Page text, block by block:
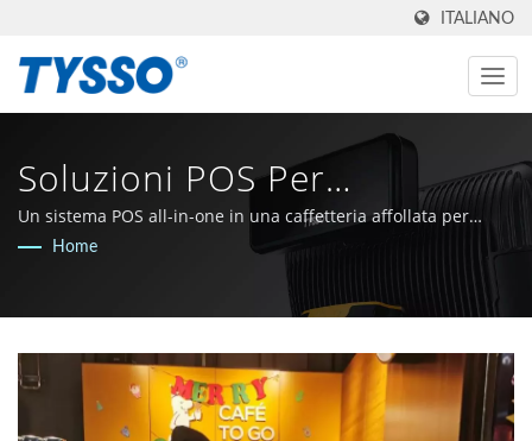
ITALIANO
Soluzioni POS Per
Caffetterie, Panetterie E
Produttore AIDC E POS Di
Taiwan Dal 1981 |
FAMETECH INC
Un sistema POS all-in-one in una caffetteria affollata per
un'elaborazione degli ordini senza soluzione di continuità.
Home